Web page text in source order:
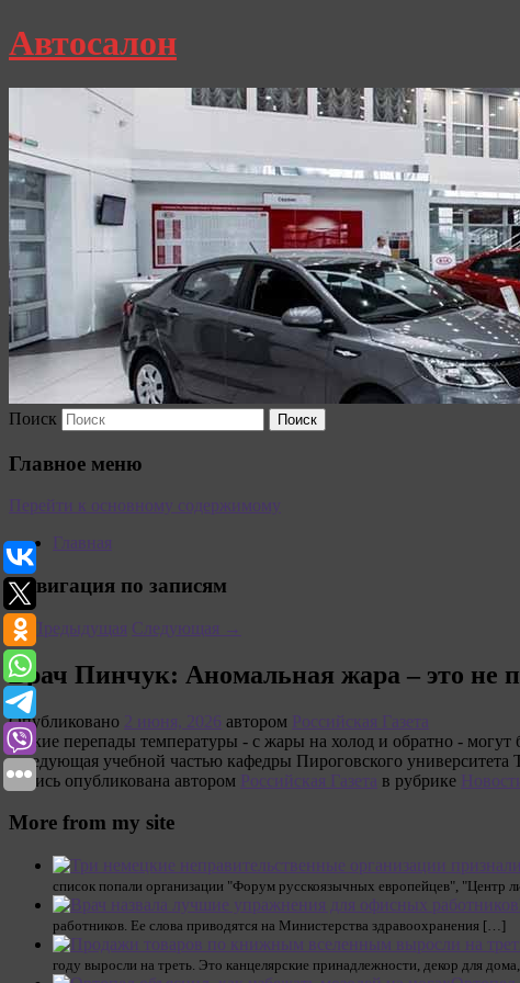
Автосалон
Поиск
Главное меню
Перейти к основному содержимому
Главная
Навигация по записям
←Предыдущая Следующая →
Врач Пинчук: Аномальная жара – это не
Опубликовано 2 июня, 2026 автором Российская Газета
Резкие перепады температуры - с жары на холод и обратно -
заведующая учебной частью кафедры Пироговского университета
Запись опубликована автором Российская Газета в рубрике
More from my site
список попали организации "Форум русскоязычных европейцев",
работников. Ее слова приводятся на Министерства здравоохранения […]
году выросли на треть. Это канцелярские принадлежности, декор для